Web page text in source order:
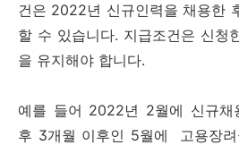
건은 2022년 신규인력을 채용한
할 수 있습니다. 지급조건은 신청
을 유지해야 합니다.
예를 들어 2022년 2월에 신규채
후 3개월 이후인 5월에 고용장